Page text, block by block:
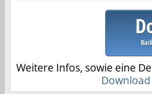
Weitere Infos, sowie eine